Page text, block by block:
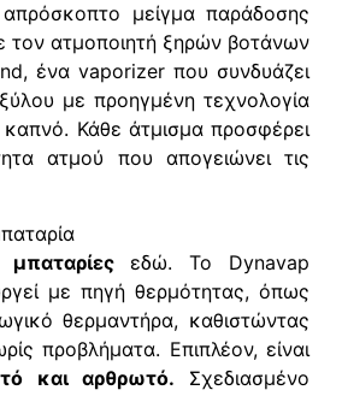
μείγμα παράδοσης
τον ατμοποιητή ξηρών βοτάνων
ένα vaporizer που συνδυάζει
με προηγμένη τεχνολογία
Κάθε άτμισμα προσφέρει
ατμού που απογειώνει τις
μπαταρίεςεδώ. Το Dynavap
με πηγή θερμότητας, όπως
θερμαντήρα, καθιστώντας
προβλήματα. Επιπλέον, είναι
και αρθρωτό. Σχεδιασμένο